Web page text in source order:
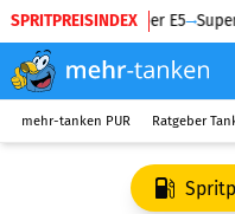
SPRITPREISINDEX
Diesel Super E5
mehr-tanken PUR Ratgeber